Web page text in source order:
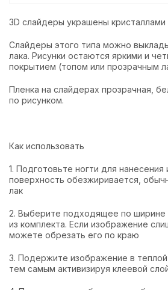
3D слайдеры украшены кристаллами
Слайдеры этого типа можно
лака. Рисунки остаются яркими и
покрытием (топом или прозрачным
Пленка на слайдерах прозрачная,
по рисунком.
Как использовать
1. Подготовьте ногти для нанесения
поверхность обезжиривается,
лак
2. Выберите подходящее по ширине
из комплекта. Если изображение
можете обрезать его по краю
3. Подержите изображение в теплой
тем самым активизируя клеевой